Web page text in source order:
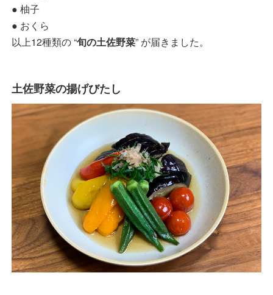
● 柚子
● おくら
以上12種類の “旬の土佐野菜” が届きました。
土佐野菜の揚げびたし